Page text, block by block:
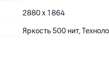
2880 x 1864
Яркость 500 нит,